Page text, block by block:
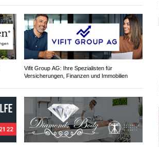
Vifit Group AG: Ihre Spezialisten für
Versicherungen, Finanzen und Immobilien